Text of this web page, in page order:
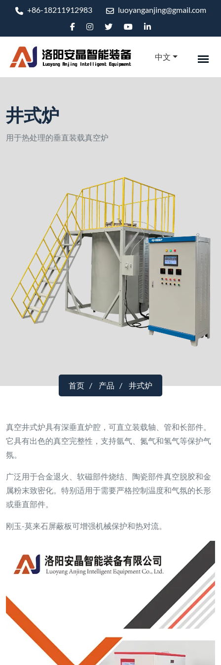
+86-18211912983 luoyanganjing@gmail.com
中文
井式炉
用于热处理的垂直装载真空炉
首页 产品 井式炉
真空井式炉具有深垂直炉腔，可直立装载轴、管和长部件。
它具有出色的真空完整性，支持氩气、氮气和氢气等保护气
氛。
广泛用于合金退火、软磁部件烧结、陶瓷部件真空脱胶和金
属粉末致密化。特别适用于需要严格控制温度和气氛的长形
或垂直部件。
刚玉-莫来石屏蔽板可增强机械保护和热对流。